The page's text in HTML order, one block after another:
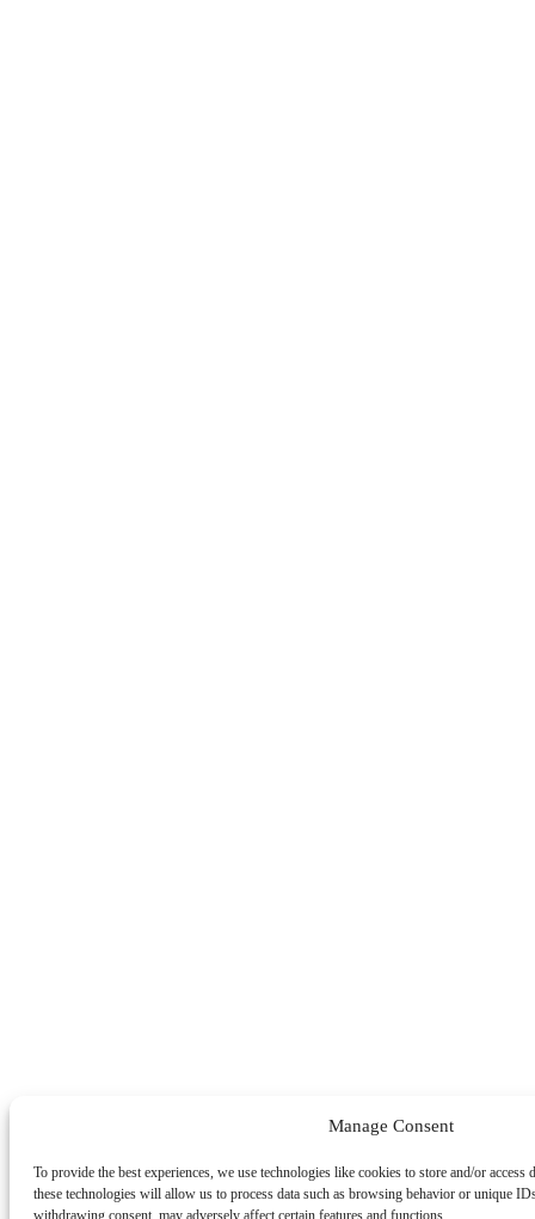
Manage Consent
To provide the best experiences, we use technologies like cookies to store and/or
these technologies will allow us to process data such as browsing behavior or unique
withdrawing consent, may adversely affect certain features and functions.